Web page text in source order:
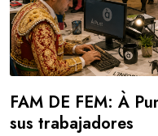
FAM DE FEM: À
sus trabajadores